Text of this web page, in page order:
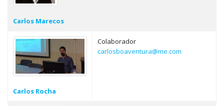
Carlos Marecos
Carlos Rocha
Colaborador
carlosboaventura@me.com